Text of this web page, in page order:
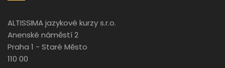
ALTISSIMA jazykové kurzy s.r.o.
Anenské náměstí 2
Praha 1 - Staré Město
110 00